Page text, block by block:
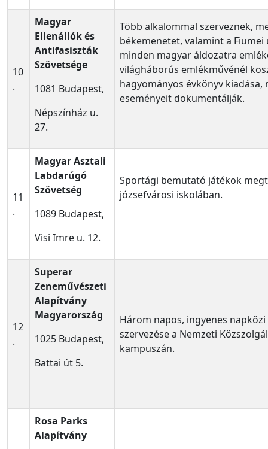
10
.
Magyar
Ellenállók és
Antifasiszták
Szövetsége
1081 Budapest,
Népszínház u.
27.
Több alkalommal szerveznek,
békemenetet, valamint a
minden magyar áldozatra
világháborús emlékművénél
hagyományos évkönyv kiadása,
eseményeit dokumentálják.
11
.
Magyar Asztali
Labdarúgó
Szövetség
1089 Budapest,
Visi Imre u. 12.
Sportági bemutató játékok
józsefvárosi iskolában.
12
.
Superar
Zeneművészeti
Alapítvány
Magyarország
1025 Budapest,
Battai út 5.
Három napos, ingyenes
szervezése a Nemzeti
kampuszán.
Rosa Parks
Alapítvány